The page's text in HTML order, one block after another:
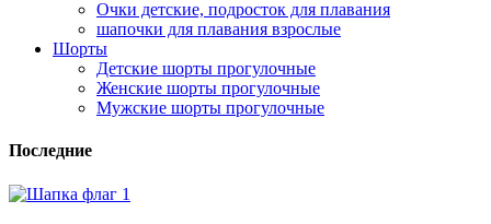
Очки детские, подросток для плавания
шапочки для плавания взрослые
Шорты
Детские шорты прогулочные
Женские шорты прогулочные
Мужские шорты прогулочные
Последние